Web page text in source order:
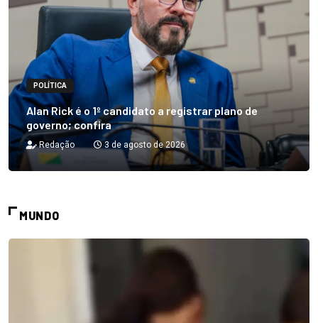
POLÍTICA
Alan Rick é o 1º candidato a registrar plano de
governo; confira
Redação 3 de agosto de 2026
MUNDO